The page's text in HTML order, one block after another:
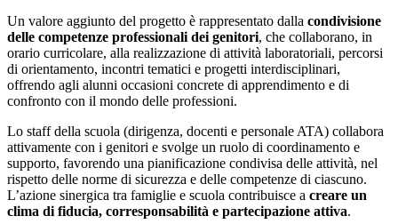
Un valore aggiunto del progetto è rappresentato dalla condivisione
delle competenze professionali dei genitori, che collaborano, in
orario curricolare, alla realizzazione di attività laboratoriali, percorsi
di orientamento, incontri tematici e progetti interdisciplinari,
offrendo agli alunni occasioni concrete di apprendimento e di
confronto con il mondo delle professioni.
Lo staff della scuola (dirigenza, docenti e personale ATA) collabora
attivamente con i genitori e svolge un ruolo di coordinamento e
supporto, favorendo una pianificazione condivisa delle attività, nel
rispetto delle norme di sicurezza e delle competenze di ciascuno.
L’azione sinergica tra famiglie e scuola contribuisce a creare un
clima di fiducia, corresponsabilità e partecipazione attiva.